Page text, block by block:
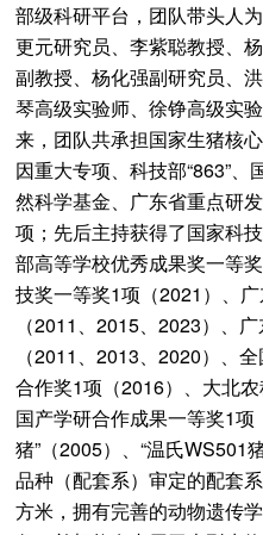
部级科研平台，团队带头人
更元研究员、李紫聪教授、
副教授、杨化强副研究员、
琴高级实验师、徐铮高级实
来，团队共承担国家生猪核
因重大专项、科技部“863”
然科学基金、广东省重点研
项；先后主持获得了国家科
部高等学校优秀成果奖一等
技奖一等奖1项（2021）、
（2011、2015、2023）、
（2011、2013、2020）、
合作奖1项（2016）、大北
国产学研合作成果一等奖1
猪”（2005）、“温氏WS501
品种（配套系）审定的配套
方米，拥有完善的动物遗传